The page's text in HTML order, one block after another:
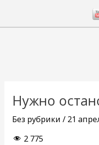
Нужно
Без рубрики / 21
2 775
записям